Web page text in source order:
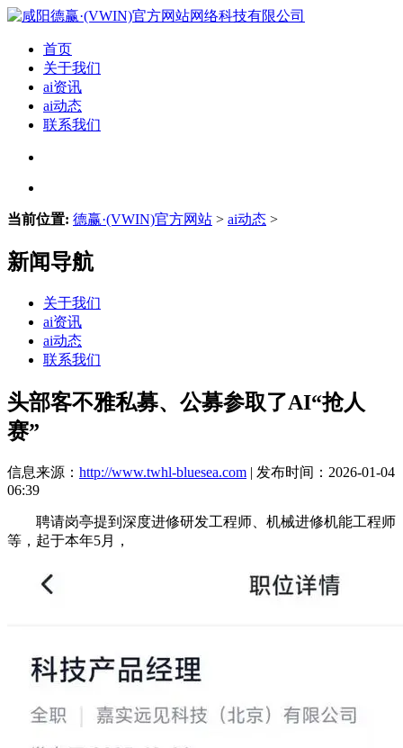
首页
关于我们
ai资讯
ai动态
联系我们
当前位置: 德赢·(VWIN)官方网站 > ai动态 >
新闻导航
关于我们
ai资讯
ai动态
联系我们
头部客不雅私募、公募参取了AI“抢人
赛”
信息来源： http://www.twhl-bluesea.com | 发布时间：2026-01-04
06:39
聘请岗亭提到深度进修研发工程师、机械进修机能工程师
等，起于本年5月，